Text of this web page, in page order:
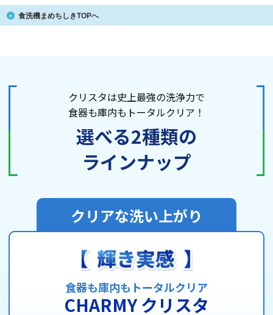
食洗機まめちしきTOPへ
クリスタは史上最強の洗浄力で
食器も庫内もトータルクリア！
選べる2種類の
ラインナップ
クリアな洗い上がり
食器も庫内もトータルクリア
CHARMY クリスタ